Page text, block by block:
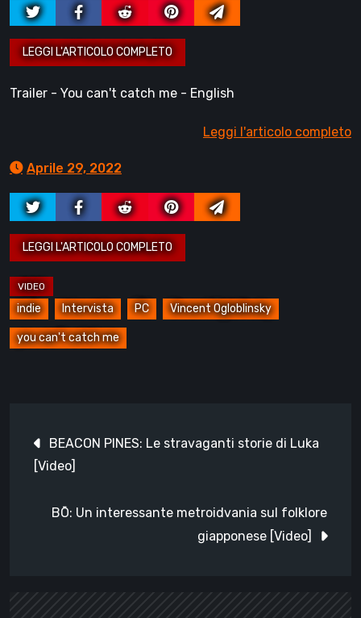
Trailer - You can't catch me - English
Leggi l'articolo completo
Aprile 29, 2022
indie Intervista PC Vincent Ogloblinsky
you can't catch me
articoli
BEACON PINES: Le stravaganti storie di Luka
[Video]
BŌ: Un interessante metroidvania sul folklore
giapponese [Video]